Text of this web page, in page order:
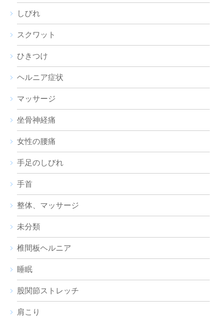
しびれ
スクワット
ひきつけ
ヘルニア症状
マッサージ
坐骨神経痛
女性の腰痛
手足のしびれ
手首
整体、マッサージ
未分類
椎間板ヘルニア
睡眠
股関節ストレッチ
肩こり